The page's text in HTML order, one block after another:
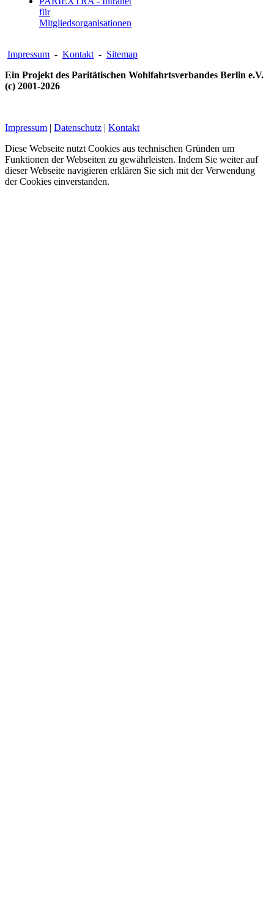
für
Mitgliedsorganisationen
Impressum - Kontakt - Sitemap
Ein Projekt des Paritätischen Wohlfahrtsverbandes Berlin e.V.
(c) 2001-2026
Impressum | Datenschutz | Kontakt
Diese Webseite nutzt Cookies aus technischen Gründen um
Funktionen der Webseiten zu gewährleisten. Indem Sie weiter auf
dieser Webseite navigieren erklären Sie sich mit der Verwendung
der Cookies einverstanden.